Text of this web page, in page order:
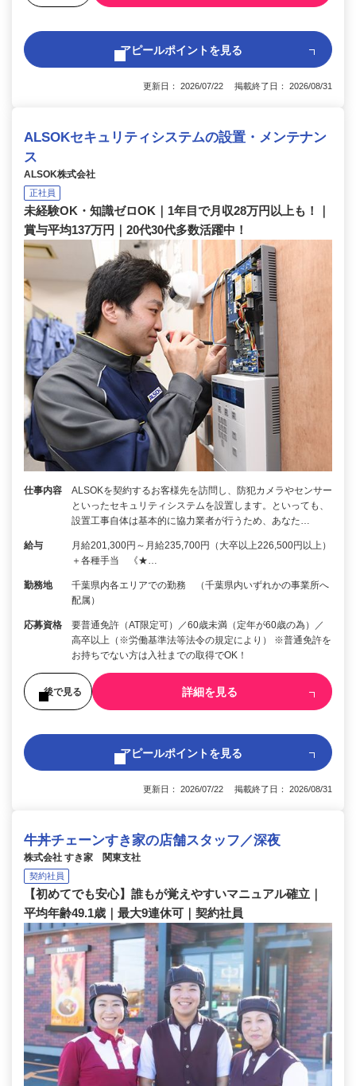
アピールポイントを見る
更新日： 2026/07/22 掲載終了日： 2026/08/31
ALSOKセキュリティシステムの設置・メンテナン
ス
ALSOK株式会社
正社員
未経験OK・知識ゼロOK｜1年目で月収28万円以上も！｜
賞与平均137万円｜20代30代多数活躍中！
仕事内容
ALSOKを契約するお客様先を訪問し、防犯カメラやセンサー
といったセキュリティシステムを設置します。といっても、
設置工事自体は基本的に協力業者が行うため、あなた…
給与
月給201,300円～月給235,700円（大卒以上226,500円以上）
＋各種手当 《★…
勤務地
千葉県内各エリアでの勤務 （千葉県内いずれかの事業所へ
配属）
応募資格
要普通免許（AT限定可）／60歳未満（定年が60歳の為）／
高卒以上（※労働基準法等法令の規定により） ※普通免許を
お持ちでない方は入社までの取得でOK！
後で見る 詳細を見る
アピールポイントを見る
更新日： 2026/07/22 掲載終了日： 2026/08/31
牛丼チェーンすき家の店舗スタッフ／深夜
株式会社 すき家 関東支社
契約社員
【初めてでも安心】誰もが覚えやすいマニュアル確立｜
平均年齢49.1歳｜最大9連休可｜契約社員